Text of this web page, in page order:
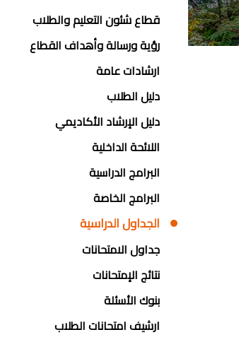
EDUCATION
AND
STUDENT
AFFAIRS
SECTOR
قطاع شئون التعليم والطلاب
رؤية ورسالة وأهداف القطاع
ارشادات عامة
دليل الطلاب
دليل الإرشاد الأكاديمي
اللائحة الداخلية
البرامج الدراسية
البرامج الخاصة
الجداول الدراسية
جداول الامتحانات
نتائج الإمتحانات
بنوك الأسئلة
ارشيف امتحانات الطلاب